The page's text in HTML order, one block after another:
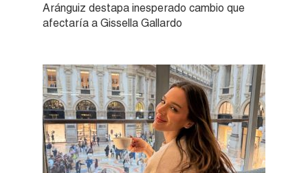
Aránguiz destapa inesperado cambio que
afectaría a Gissella Gallardo